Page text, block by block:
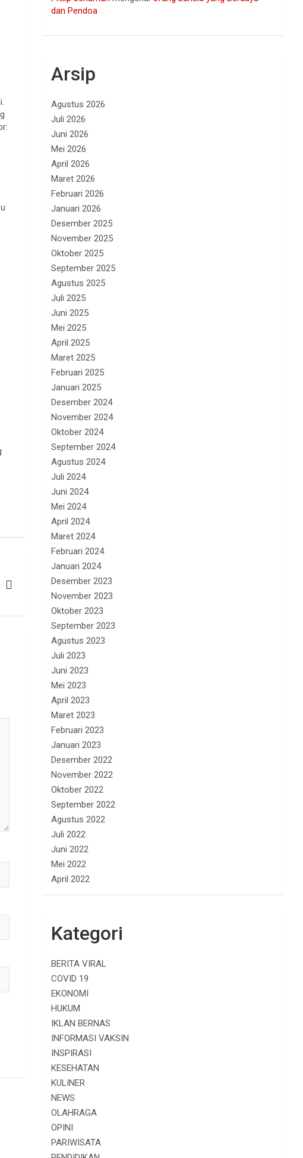
dan Pendoa
Arsip
Agustus 2026
Juli 2026
Juni 2026
Mei 2026
April 2026
Maret 2026
Februari 2026
Januari 2026
Desember 2025
November 2025
Oktober 2025
September 2025
Agustus 2025
Juli 2025
Juni 2025
Mei 2025
April 2025
Maret 2025
Februari 2025
Januari 2025
Desember 2024
November 2024
Oktober 2024
September 2024
Agustus 2024
Juli 2024
Juni 2024
Mei 2024
April 2024
Maret 2024
Februari 2024
Januari 2024
Desember 2023
November 2023
Oktober 2023
September 2023
Agustus 2023
Juli 2023
Juni 2023
Mei 2023
April 2023
Maret 2023
Februari 2023
Januari 2023
Desember 2022
November 2022
Oktober 2022
September 2022
Agustus 2022
Juli 2022
Juni 2022
Mei 2022
April 2022
Kategori
BERITA VIRAL
COVID 19
EKONOMI
HUKUM
IKLAN BERNAS
INFORMASI VAKSIN
INSPIRASI
KESEHATAN
KULINER
NEWS
OLAHRAGA
OPINI
PARIWISATA